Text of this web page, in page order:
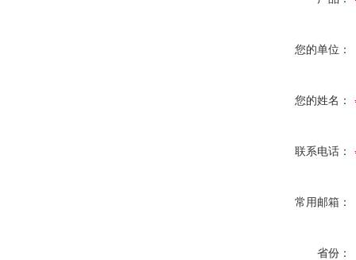
您的单位：
您的姓名：
联系电话：
常用邮箱：
省份：